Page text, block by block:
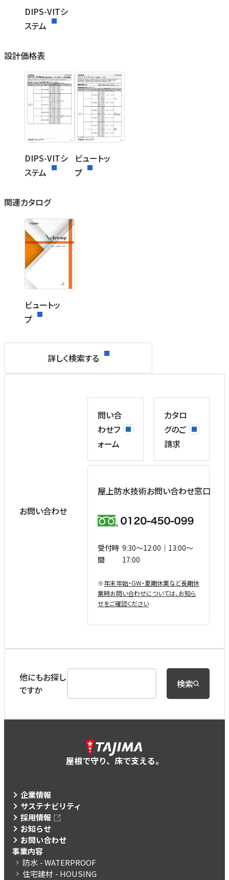
DIPS-VITシ
ステム
設計価格表
DIPS-VITシ
ステム
ビュートッ
プ
関連カタログ
ビュートッ
プ
詳しく検索する
お問い合わせ
問い合
わせフ
ォーム
カタロ
グのご
請求
屋上防水技術お問い合わせ窓口
受付時
間
9:30〜12:00｜13:00〜
17:00
※年末年始・GW・夏期休業など⻑期休
業時お問い合わせについては、お知ら
せをご確認ください
他にもお探し
ですか
検索
屋根で守り、床で支える。
企業情報
サステナビリティ
採用情報
お知らせ
お問い合わせ
事業内容
防水 - WATERPROOF
住宅建材 - HOUSING